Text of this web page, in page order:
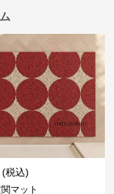
(税込)
マット